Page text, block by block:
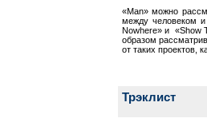
«Man» можно
между человеком и
Nowhere» и «Show
образом
от таких проектов,
Трэклист